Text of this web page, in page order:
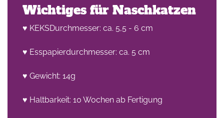
Wichtiges für Naschkatzen
♥ KEKSDurchmesser: ca. 5,5 - 6 cm
♥ Esspapierdurchmesser: ca. 5 cm
♥ Gewicht: 14g
♥ Haltbarkeit: 10 Wochen ab Fertigung